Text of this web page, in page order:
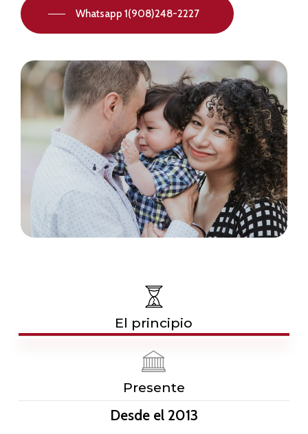
Whatsapp 1(908)248-2227
El principio
Presente
Desde el 2013